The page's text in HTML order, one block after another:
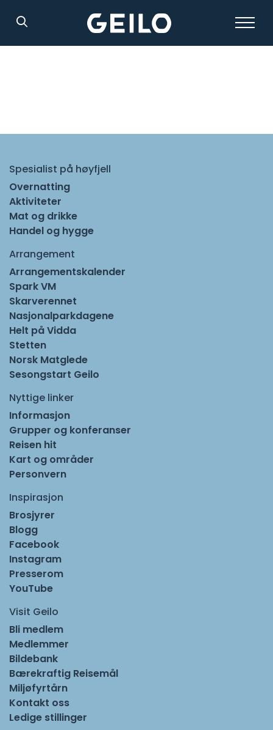
Spesialist på høyfjell
Overnatting
Aktiviteter
Mat og drikke
Handel og hygge
Arrangement
Arrangementskalender
Spark VM
Skarverennet
Nasjonalparkdagene
Helt på Vidda
Stetten
Norsk Matglede
Sesongstart Geilo
Nyttige linker
Informasjon
Grupper og konferanser
Reisen hit
Kart og områder
Personvern
Inspirasjon
Brosjyrer
Blogg
Facebook
Instagram
Presserom
YouTube
Visit Geilo
Bli medlem
Medlemmer
Bildebank
Bærekraftig Reisemål
Miljøfyrtårn
Kontakt oss
Ledige stillinger